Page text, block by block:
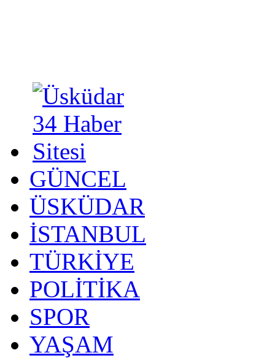
GÜNCEL
ÜSKÜDAR
İSTANBUL
TÜRKİYE
POLİTİKA
SPOR
YAŞAM